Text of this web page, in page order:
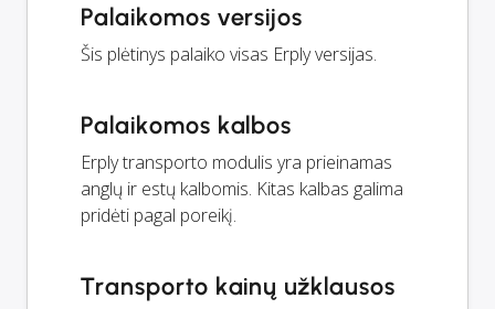
Palaikomos versijos
Šis plėtinys palaiko visas Erply versijas.
Palaikomos kalbos
Erply transporto modulis yra prieinamas
anglų ir estų kalbomis. Kitas kalbas galima
pridėti pagal poreikį.
Transporto kainų užklausos